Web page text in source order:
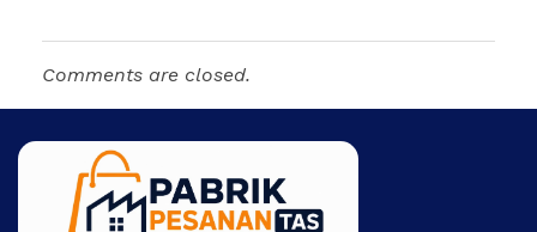
Comments are closed.